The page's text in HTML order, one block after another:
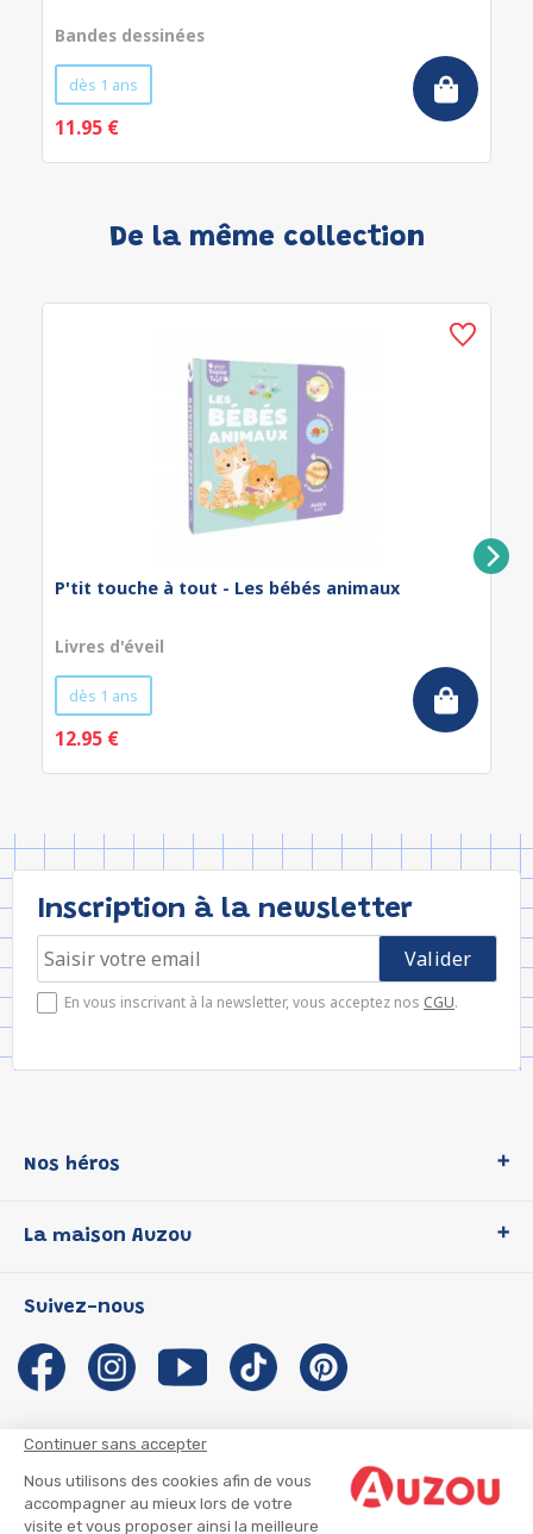
Continuer sans accepter
Nous utilisons des cookies afin de vous
accompagner au mieux lors de votre
visite et vous proposer ainsi la meilleure
Bandes dessinées
dès 1 ans
11.95 €
De la même collection
P'tit touche à tout - Les bébés animaux
Livres d'éveil
dès 1 ans
12.95 €
Inscription à la newsletter
En vous inscrivant à la newsletter, vous acceptez nos CGU.
Nos héros
P'tit Loup
Les Influenceuses
Migali
Petite Taupe
La maison Auzou
Notre histoire
Auzou s'engage
Auteurs et illustrateurs Auzou
Suivre mon colis
Suivez-nous
CGU